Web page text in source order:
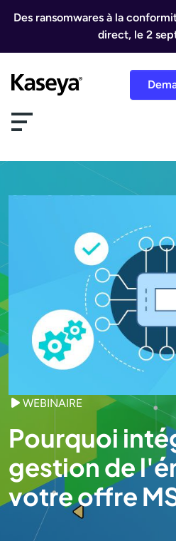
Des ransomwares à la
direct, le 2
WEBINAIRE
Pourquoi
gestion de
votre offre